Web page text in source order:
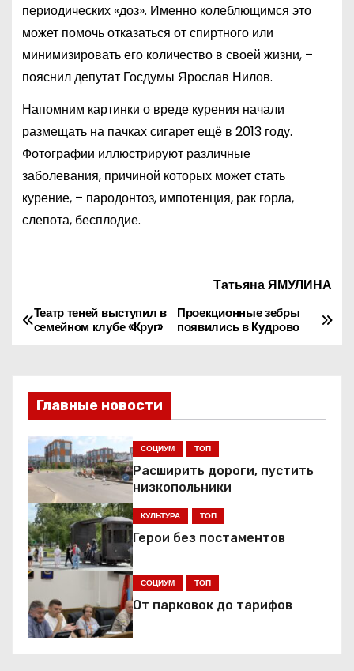
периодических «доз». Именно колеблющимся это
может помочь отказаться от спиртного или
минимизировать его количество в своей жизни, –
пояснил депутат Госдумы Ярослав Нилов.
Напомним картинки о вреде курения начали
размещать на пачках сигарет ещё в 2013 году.
Фотографии иллюстрируют различные
заболевания, причиной которых может стать
курение, – пародонтоз, импотенция, рак горла,
слепота, бесплодие.
Татьяна ЯМУЛИНА
Н
в
и
г
а
ц
и
я
п
Проекционные зебры
появились в Кудрово
Театр теней выступил в
семейном клубе «Круг»
Главные новости
СОЦИУМ ТОП
Расширить дороги, пустить
низкопольники
КУЛЬТУРА ТОП
Герои без постаментов
СОЦИУМ ТОП
От парковок до тарифов